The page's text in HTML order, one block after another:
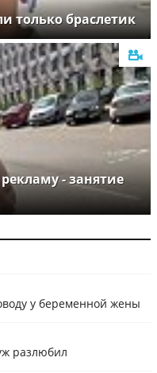
только браслетик
- занятие
у беременной жены
разлюбил